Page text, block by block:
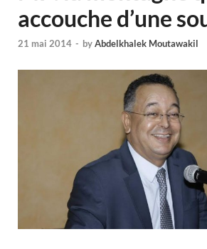
accouche d’une
21 mai 2014 - byAbdelkhalek Moutawakil